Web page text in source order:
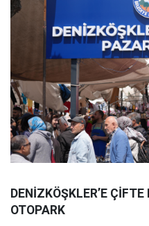
DENİZKÖŞKLER’E
OTOPARK